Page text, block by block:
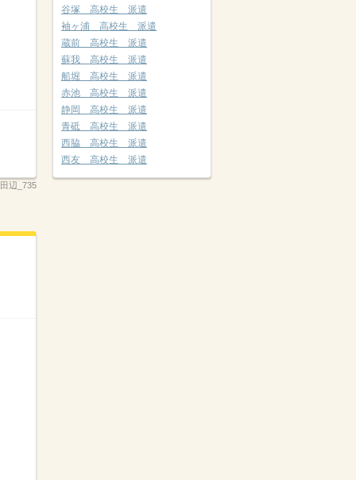
辺_735
谷塚 高校生 派遣
袖ヶ浦 高校生 派遣
蔵前 高校生 派遣
蘇我 高校生 派遣
船堀 高校生 派遣
赤池 高校生 派遣
静岡 高校生 派遣
青砥 高校生 派遣
西脇 高校生 派遣
西友 高校生 派遣